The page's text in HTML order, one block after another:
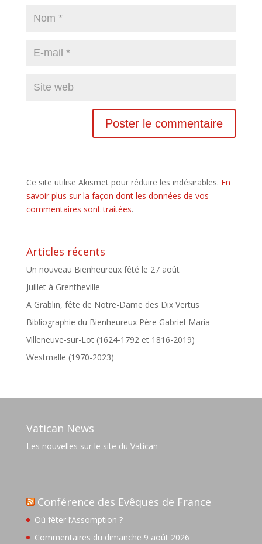
Ce site utilise Akismet pour réduire les indésirables. En
savoir plus sur la façon dont les données de vos
commentaires sont traitées.
Articles récents
Un nouveau Bienheureux fêté le 27 août
Juillet à Grentheville
A Grablin, fête de Notre-Dame des Dix Vertus
Bibliographie du Bienheureux Père Gabriel-Maria
Villeneuve-sur-Lot (1624-1792 et 1816-2019)
Westmalle (1970-2023)
Vatican News
Les nouvelles sur le site du Vatican
Conférence des Evêques de France
Où fêter l’Assomption ?
Commentaires du dimanche 9 août 2026